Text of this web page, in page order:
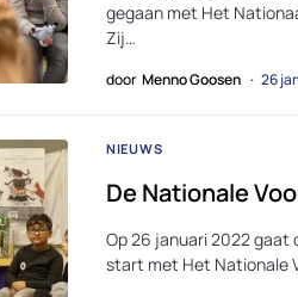
gegaan met Het
Zij…
door Menno Goosen 26
NIEUWS
De Nationale
Op 26 januari 2022 gaat
start met Het Nationale